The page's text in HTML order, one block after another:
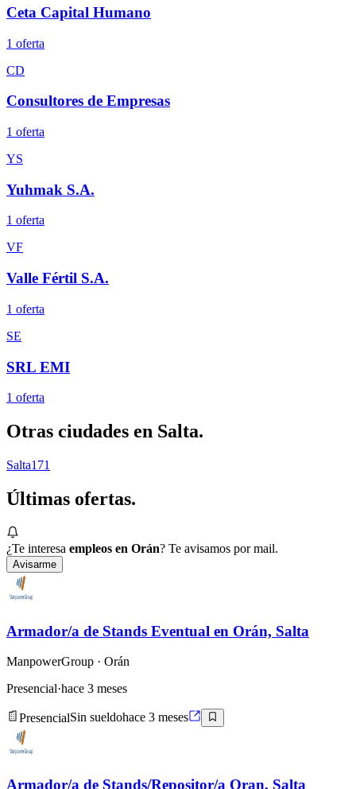
Ceta Capital Humano
1 oferta
CD
Consultores de Empresas
1 oferta
YS
Yuhmak S.A.
1 oferta
VF
Valle Fértil S.A.
1 oferta
SE
SRL EMI
1 oferta
Otras ciudades en Salta.
Salta171
Últimas ofertas.
¿Te interesa empleos en Orán? Te avisamos por mail.
Avisarme
Armador/a de Stands Eventual en Orán, Salta
ManpowerGroup · Orán
Presencial·hace 3 meses
PresencialSin sueldohace 3 meses
Armador/a de Stands/Repositor/a Oran, Salta